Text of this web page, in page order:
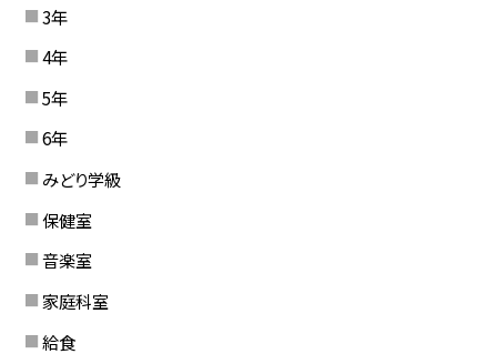
3年
4年
5年
6年
みどり学級
保健室
音楽室
家庭科室
給食